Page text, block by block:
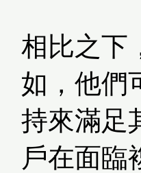
相比之下
如，他們
持來滿足
戶在面臨